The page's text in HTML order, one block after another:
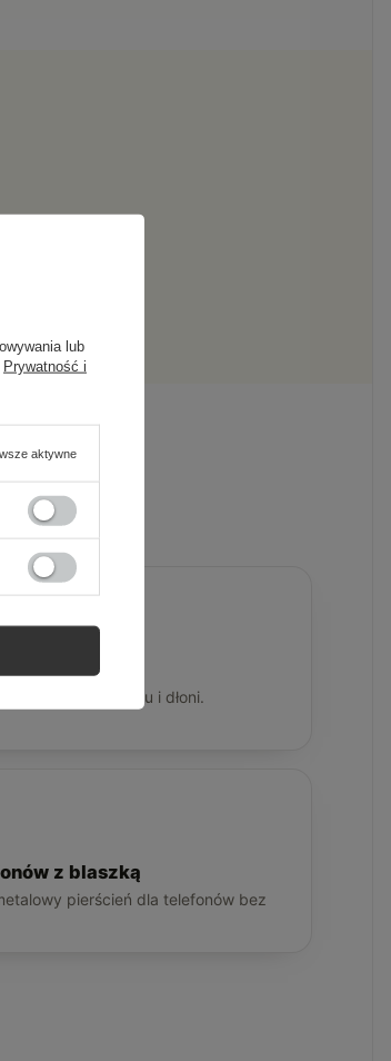
drogi.
w zasięgu wzroku i dłoni.
z blaszką
pierścień dla telefonów bez
lub
Prywatność i
aktywne